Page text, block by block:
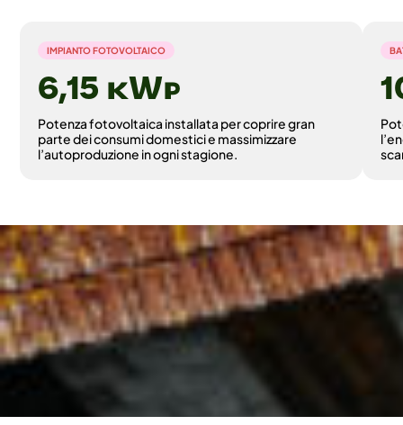
IMPIANTO FOTOVOLTAICO
Potenza fotovoltaica installata per coprire gran
parte dei consumi domestici e massimizzare
l’autoproduzione in ogni stagione.
6,15 ©